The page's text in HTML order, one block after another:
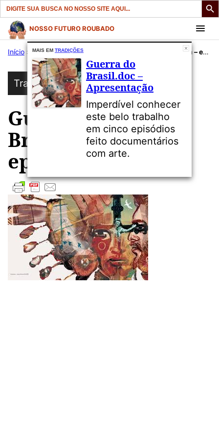
Search
for:
Pular
para
conteúdo
NOSSO FUTURO ROUBADO
Início » Publicações»Tradições Guerras do Brasil.com – episódio 1
Tradições
Guerras do
Brasil.com –
episódio 1
MAIS EM TRADIÇÕES
Guerra do
Brasil.doc –
Apresentação
Imperdível conhecer
este belo trabalho
em cinco episódios
feito documentários
com arte.